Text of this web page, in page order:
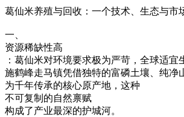
葛仙米养殖与回收：一个技术、生态与市
一、
资源稀缺性高
：葛仙米对环境要求极为严苛，全球适宜
施鹤峰走马镇凭借独特的富磷土壤、纯净
为千年传承的核心原产地，这种
不可复制的自然禀赋
构成了产业最深的护城河。